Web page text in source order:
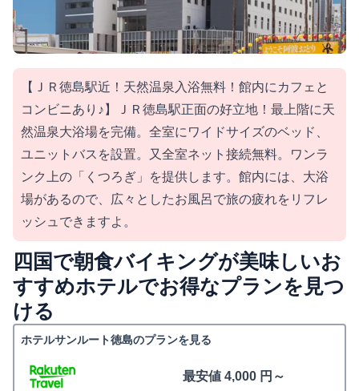
【ＪＲ徳島駅近！天然温泉入浴無料！館内にカフェと
コンビニあり♪】ＪＲ徳島駅正面の好立地！最上階に天
然温泉大浴場を完備。全室にワイドサイズのベッド、
ユニットバスを設置。又全室ネット接続無料。ワンラ
ンク上の「くつろぎ」を提供します。館内には、大浴
場があるので、広々としたお風呂で旅の疲れをリフレ
ッシュできますよ。
四国で朝食バイキングが美味しいお
すすめホテルでお得なプランを見つ
ける
ホテルサンルート徳島のプランを見る
最安値 4,000 円～